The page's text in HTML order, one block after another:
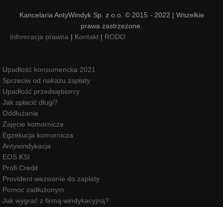
Kancelaria AntyWindyk Sp. z o.o. © 2015 - 2022 | Wszelkie
prawa zastrzeżone.
Infomracja prawna | Kontakt | RODO
Upadłość konsumencka 2021
Sprzeciw od nakazu zapłaty
Upadłość przedsiębiorcy
Jak spłacić długi?
Oddłużanie
Zajęcie komornicze
Egzekucja komornicza
Antywindykacja
EOS KSI
Profi Credit
Provident wezwanie do zapłaty
Pomoc zadłużonym
Jak wygrać z firmą windykacyjną?